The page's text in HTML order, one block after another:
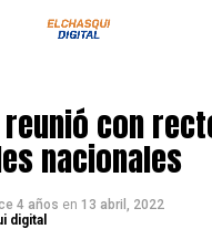
con
nacionales
4 años en 13 abril, 2022
digital